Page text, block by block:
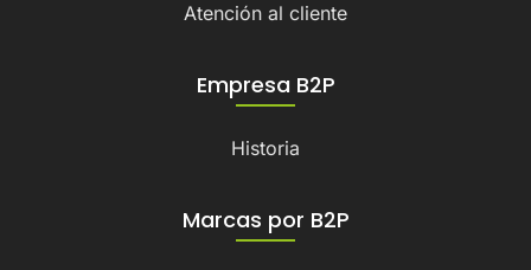
Atención al cliente
Empresa B2P
Historia
Marcas por B2P